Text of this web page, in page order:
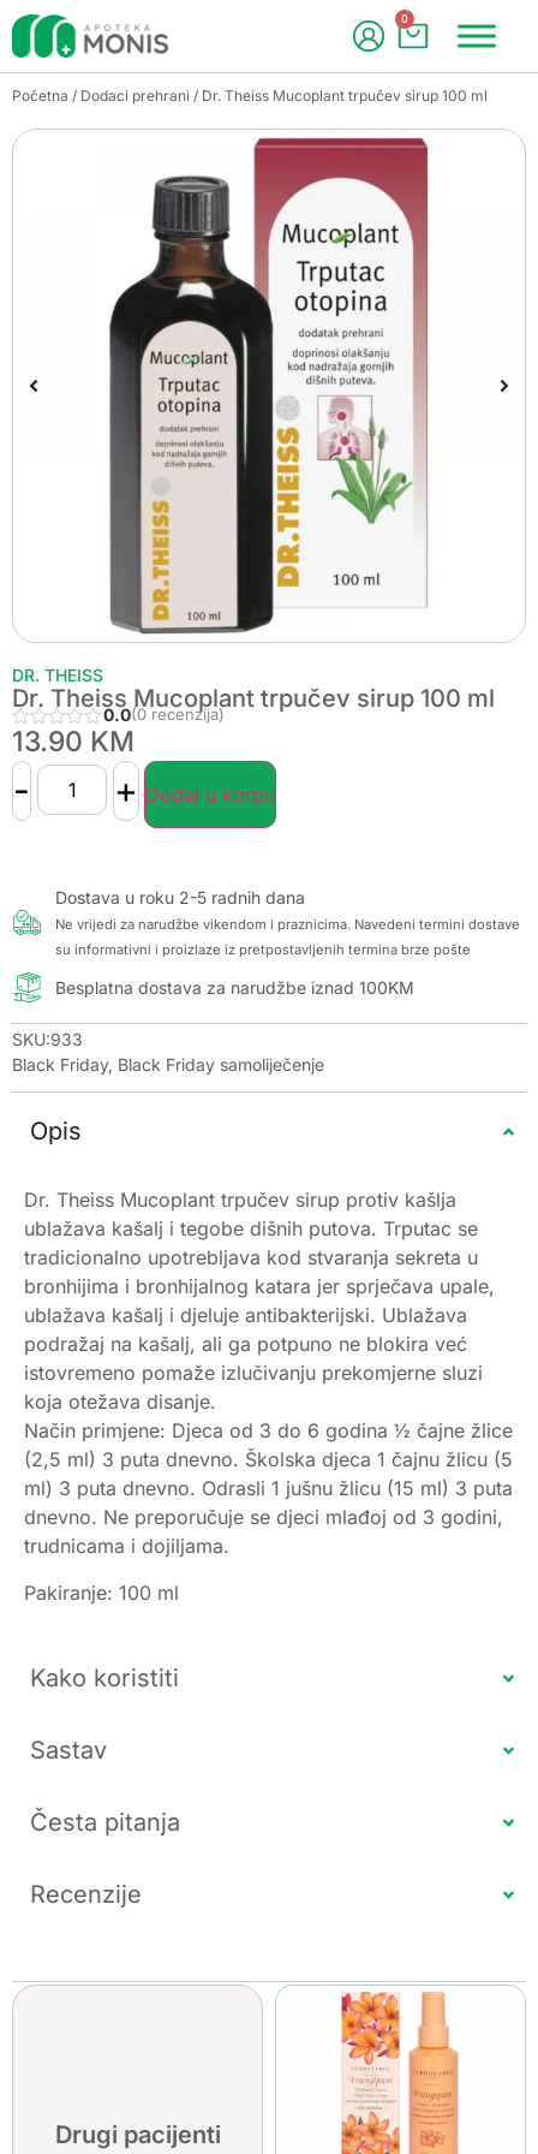
0
Početna / Dodaci prehrani / Dr. Theiss Mucoplant trpučev sirup 100 ml
DR. THEISS
Dr. Theiss Mucoplant trpučev sirup 100 ml
0.0(0 recenzija)
13.90 KM
- + Dodaj u korpu
Dostava u roku 2-5 radnih dana
Ne vrijedi za narudžbe vikendom i praznicima. Navedeni termini dostave
su informativni i proizlaze iz pretpostavljenih termina brze pošte
Besplatna dostava za narudžbe iznad 100KM
SKU:933
Black Friday, Black Friday samoliječenje
Opis
Dr. Theiss Mucoplant trpučev sirup protiv kašlja
ublažava kašalj i tegobe dišnih putova. Trputac se
tradicionalno upotrebljava kod stvaranja sekreta u
bronhijima i bronhijalnog katara jer sprječava upale,
ublažava kašalj i djeluje antibakterijski. Ublažava
podražaj na kašalj, ali ga potpuno ne blokira već
istovremeno pomaže izlučivanju prekomjerne sluzi
koja otežava disanje.
Način primjene: Djeca od 3 do 6 godina ½ čajne žlice
(2,5 ml) 3 puta dnevno. Školska djeca 1 čajnu žlicu (5
ml) 3 puta dnevno. Odrasli 1 jušnu žlicu (15 ml) 3 puta
dnevno. Ne preporučuje se djeci mlađoj od 3 godini,
trudnicama i dojiljama.
Pakiranje: 100 ml
Kako koristiti
Sastav
Česta pitanja
Recenzije
Drugi pacijenti